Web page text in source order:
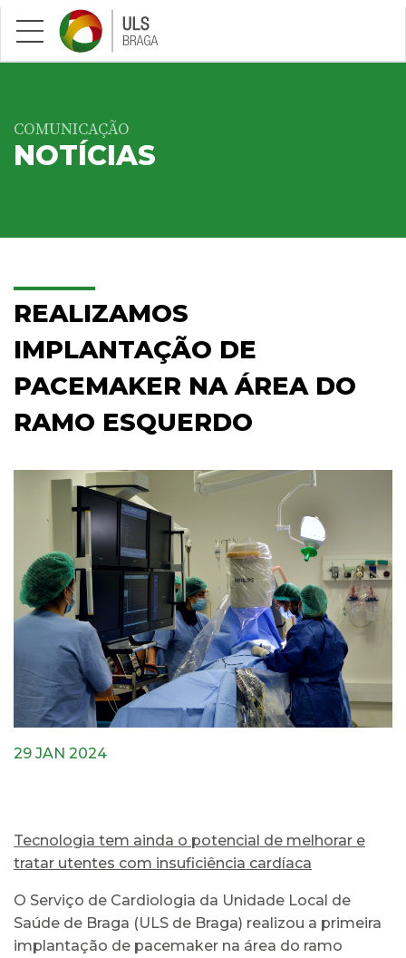
Saltar para conteúdo principal
COMUNICAÇÃO
NOTÍCIAS
REALIZAMOS
IMPLANTAÇÃO DE
PACEMAKER NA ÁREA DO
RAMO ESQUERDO
29 JAN 2024
Tecnologia tem ainda o potencial de melhorar e
tratar utentes com insuficiência cardíaca
O Serviço de Cardiologia da Unidade Local de
Saúde de Braga (ULS de Braga) realizou a primeira
implantação de pacemaker na área do ramo